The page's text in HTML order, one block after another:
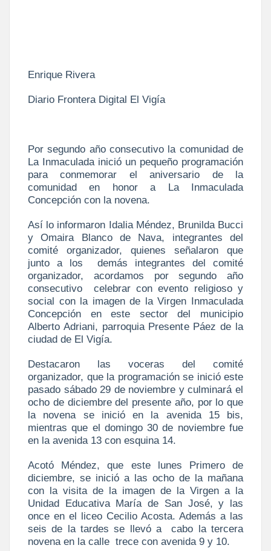
Enrique Rivera
Diario Frontera Digital El Vigía
Por segundo año consecutivo la comunidad de
La Inmaculada inició un pequeño programación
para conmemorar el aniversario de la
comunidad en honor a La Inmaculada
Concepción con la novena.
Así lo informaron Idalia Méndez, Brunilda Bucci
y Omaira Blanco de Nava, integrantes del
comité organizador, quienes señalaron que
junto a los demás integrantes del comité
organizador, acordamos por segundo año
consecutivo celebrar con evento religioso y
social con la imagen de la Virgen Inmaculada
Concepción en este sector del municipio
Alberto Adriani, parroquia Presente Páez de la
ciudad de El Vigía.
Destacaron las voceras del comité
organizador, que la programación se inició este
pasado sábado 29 de noviembre y culminará el
ocho de diciembre del presente año, por lo que
la novena se inició en la avenida 15 bis,
mientras que el domingo 30 de noviembre fue
en la avenida 13 con esquina 14.
Acotó Méndez, que este lunes Primero de
diciembre, se inició a las ocho de la mañana
con la visita de la imagen de la Virgen a la
Unidad Educativa María de San José, y las
once en el liceo Cecilio Acosta. Además a las
seis de la tardes se llevó a cabo la tercera
novena en la calle trece con avenida 9 y 10.